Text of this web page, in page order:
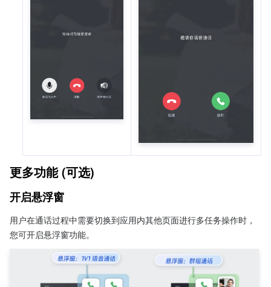
更多功能 (可选)
开启悬浮窗
用户在通话过程中需要切换到应用内其他页面进行多任务操作时，
您可开启悬浮窗功能。